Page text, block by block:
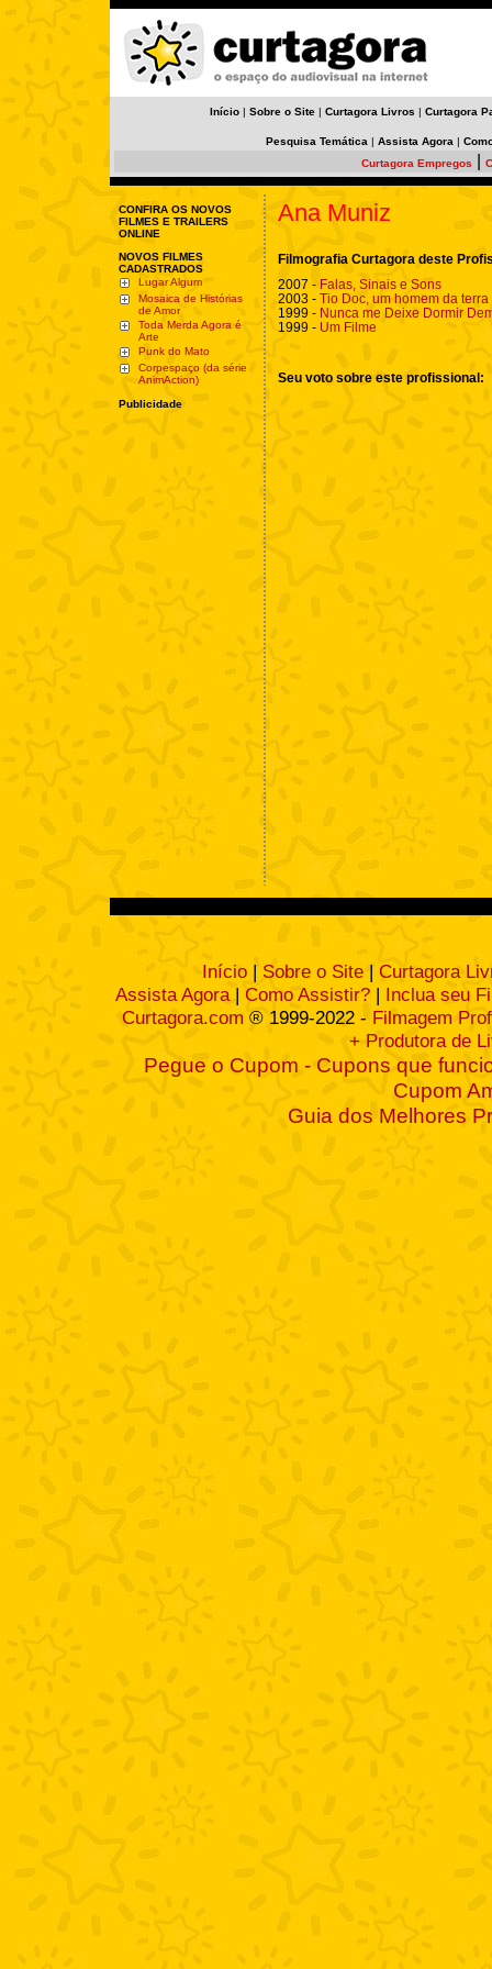
Início | Sobre o Site | Curtagora Livros | Curtagora
Pesquisa Temática | Assista Agora |
Curtagora Empregos
CONFIRA OS NOVOS
FILMES E TRAILERS
ONLINE
NOVOS FILMES
CADASTRADOS
Lugar Algum
Mosaica de Histórias
de Amor
Toda Merda Agora é
Arte
Punk do Mato
Corpespaço (da série
AnimAction)
Publicidade
Ana Muniz
Filmografia Curtagora deste
2007 - Falas, Sinais e Sons
2003 - Tio Doc, um homem da terra
1999 - Nunca me Deixe Dormir
1999 - Um Filme
Seu voto sobre este profissional:
Início | Sobre o Site | Curtagora
Assista Agora| Como Assistir? | Inclua seu
Curtagora.com ® 1999-2022 - Filmagem
+ Produtora de
Pegue o Cupom - Cupons que
Cupom
Guia dos Melhores